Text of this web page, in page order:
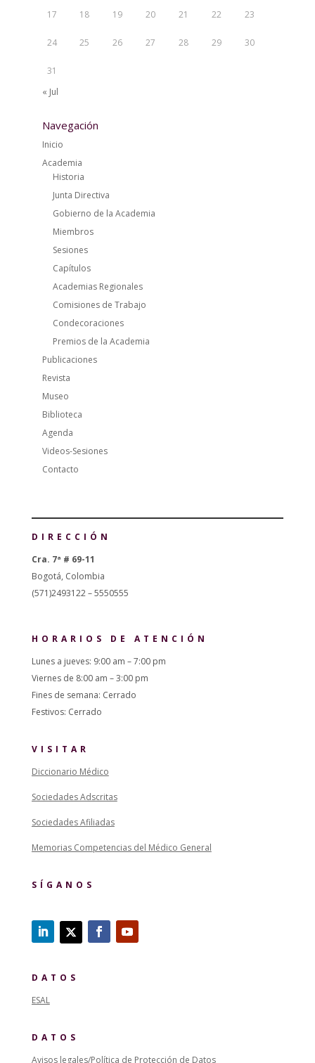
17 18 19 20 21 22 23
24 25 26 27 28 29 30
31
« Jul
Navegación
Inicio
Academia
Historia
Junta Directiva
Gobierno de la Academia
Miembros
Sesiones
Capítulos
Academias Regionales
Comisiones de Trabajo
Condecoraciones
Premios de la Academia
Publicaciones
Revista
Museo
Biblioteca
Agenda
Videos-Sesiones
Contacto
DIRECCIÓN
Cra. 7ª # 69-11
Bogotá, Colombia
(571)2493122 – 5550555
HORARIOS DE ATENCIÓN
Lunes a jueves: 9:00 am – 7:00 pm
Viernes de 8:00 am – 3:00 pm
Fines de semana: Cerrado
Festivos: Cerrado
VISITAR
Diccionario Médico
Sociedades Adscritas
Sociedades Afiliadas
Memorias Competencias del Médico General
SÍGANOS
DATOS
ESAL
DATOS
Avisos legales/Política de Protección de Datos